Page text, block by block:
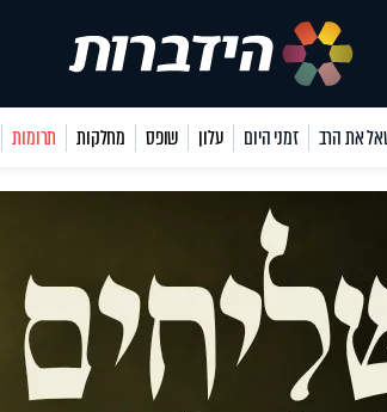
את הרב זמני היום עלון שופס מחלקות תרומות